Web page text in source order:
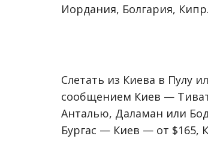
Иордания, Болгария, Кипр.
Слетать из Киева в Пулу
сообщением Киев —
Анталью, Даламан или
Бургас — Киев — от